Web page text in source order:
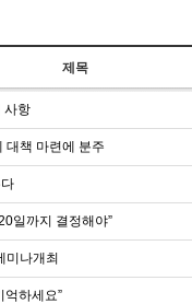
제목
사항
대책 마련에 분주
일까지 결정해야”
미나개최
억하세요”